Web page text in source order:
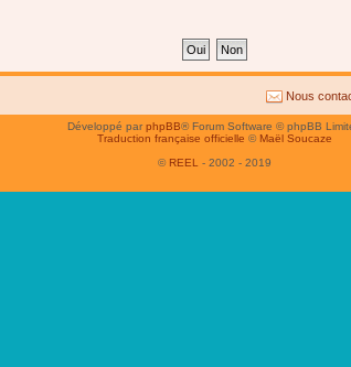
Nous
Développé parphpBB® Forum Software © phpBB
Traduction française officielle © Maël Soucaze
© REEL - 2002 - 2019